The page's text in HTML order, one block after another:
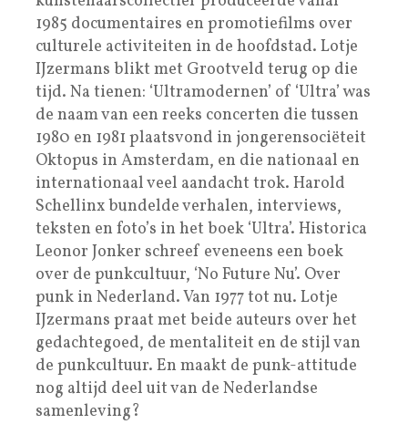
1985 documentaires en promotiefilms over
culturele activiteiten in de hoofdstad. Lotje
IJzermans blikt met Grootveld terug op die
tijd. Na tienen: ‘Ultramodernen’ of ‘Ultra’ was
de naam van een reeks concerten die tussen
1980 en 1981 plaatsvond in jongerensociëteit
Oktopus in Amsterdam, en die nationaal en
internationaal veel aandacht trok. Harold
Schellinx bundelde verhalen, interviews,
teksten en foto’s in het boek ‘Ultra’. Historica
Leonor Jonker schreef eveneens een boek
over de punkcultuur, ‘No Future Nu’. Over
punk in Nederland. Van 1977 tot nu. Lotje
IJzermans praat met beide auteurs over het
gedachtegoed, de mentaliteit en de stijl van
de punkcultuur. En maakt de punk-attitude
nog altijd deel uit van de Nederlandse
samenleving?